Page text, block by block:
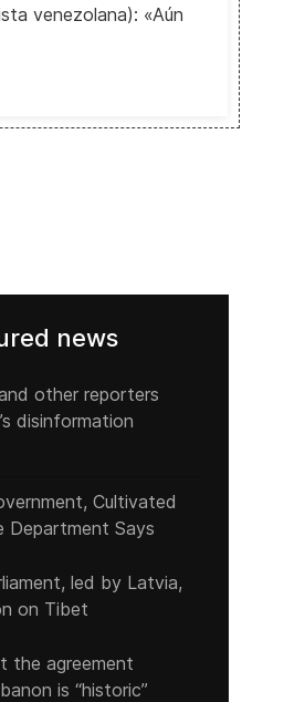
venezolana): «Aún
news
other reporters
disinformation
Cultivated
Department Says
led by Latvia,
on Tibet
the agreement
is “historic”